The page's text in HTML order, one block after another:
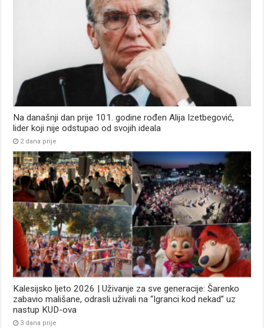
Na današnji dan prije 101. godine rođen Alija Izetbegović,
lider koji nije odstupao od svojih ideala
2 dana prije
Kalesijsko ljeto 2026 | Uživanje za sve generacije: Šarenko
zabavio mališane, odrasli uživali na “Igranci kod nekad” uz
nastup KUD-ova
3 dana prije